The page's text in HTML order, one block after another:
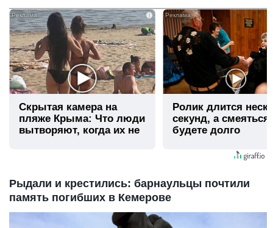
i
Скрытая камера на
пляже Крыма: Что люди
вытворяют, когда их не
Ролик длится
секунд, а
будете долго
Рыдали и крестились: барнаульцы почтили
память погибших в Кемерове